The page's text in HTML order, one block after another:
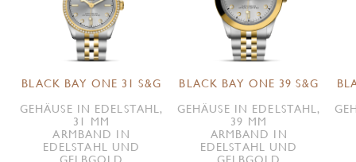
BLACK BAY ONE 31 S&G
GEHÄUSE IN EDELSTAHL,
31 MM
ARMBAND IN
EDELSTAHL UND
BLACK BAY ONE 39 S&G
GEHÄUSE IN EDELSTAHL,
39 MM
ARMBAND IN
EDELSTAHL UND